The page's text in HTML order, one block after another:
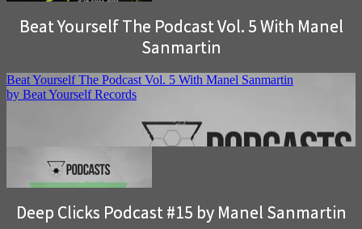
Beat Yourself The Podcast Vol. 5 With Manel
Sanmartin
Deep Clicks Podcast #15 by Manel Sanmartin